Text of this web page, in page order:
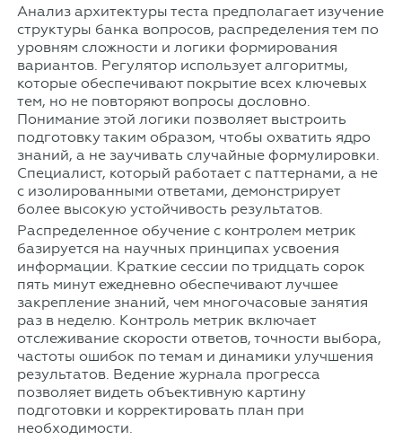
Анализ архитектуры теста предполагает изучение
структуры банка вопросов, распределения тем по
уровням сложности и логики формирования
вариантов. Регулятор использует алгоритмы,
которые обеспечивают покрытие всех ключевых
тем, но не повторяют вопросы дословно.
Понимание этой логики позволяет выстроить
подготовку таким образом, чтобы охватить ядро
знаний, а не заучивать случайные формулировки.
Специалист, который работает с паттернами, а не
с изолированными ответами, демонстрирует
более высокую устойчивость результатов.
Распределенное обучение с контролем метрик
базируется на научных принципах усвоения
информации. Краткие сессии по тридцать сорок
пять минут ежедневно обеспечивают лучшее
закрепление знаний, чем многочасовые занятия
раз в неделю. Контроль метрик включает
отслеживание скорости ответов, точности выбора,
частоты ошибок по темам и динамики улучшения
результатов. Ведение журнала прогресса
позволяет видеть объективную картину
подготовки и корректировать план при
необходимости.